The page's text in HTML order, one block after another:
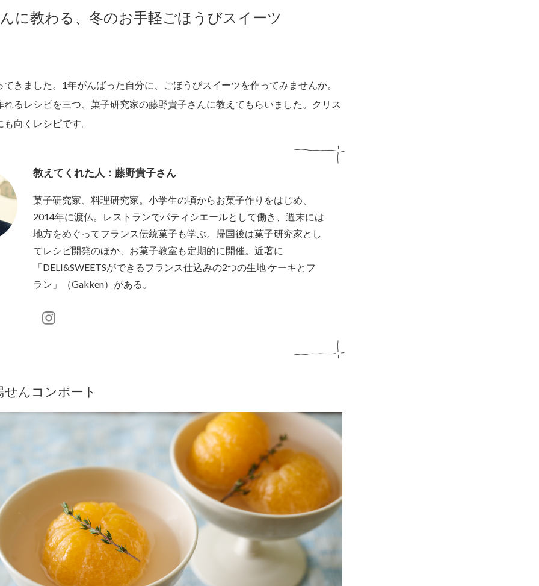
に教わる、冬のお手軽ごほうびスイーツ
きました。1年がんばった自分に、ごほうびスイーツを作ってみませんか。
れるレシピを三つ、菓子研究家の藤野貴子さんに教えてもらいました。クリス
向くレシピです。
教えてくれた人：藤野貴子さん
菓子研究家、料理研究家。小学生の頃からお菓子作りをはじめ、
2014年に渡仏。レストランでパティシエールとして働き、週末には
地方をめぐってフランス伝統菓子も学ぶ。帰国後は菓子研究家とし
てレシピ開発のほか、お菓子教室も定期的に開催。近著に
「DELI&SWEETSができるフランス仕込みの2つの生地 ケーキとフ
ラン」（Gakken）がある。
んコンポート